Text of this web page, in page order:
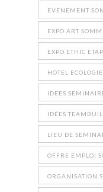
EVENEMENT
EXPO ART
EXPO ETHIC
HOTEL ECOLOGIE
IDEES
IDÉES
LIEU DE
OFFRE EMPLOI
ORGANISATION